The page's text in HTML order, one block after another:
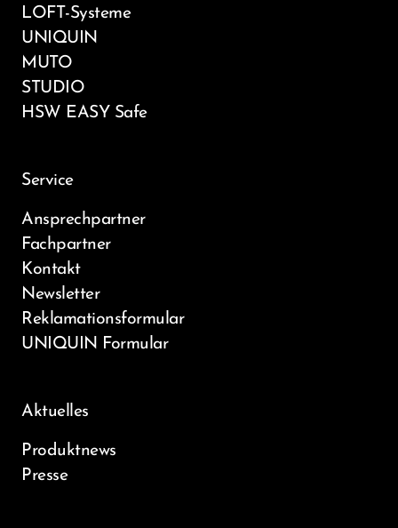
LOFT-Systeme
UNIQUIN
MUTO
STUDIO
HSW EASY Safe
Service
Ansprechpartner
Fachpartner
Kontakt
Newsletter
Reklamationsformular
UNIQUIN Formular
Aktuelles
Produktnews
Presse